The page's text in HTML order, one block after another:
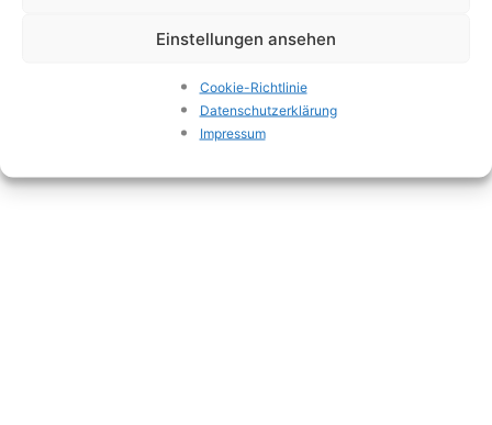
Einstellungen ansehen
Cookie-Richtlinie
Datenschutzerklärung
Impressum